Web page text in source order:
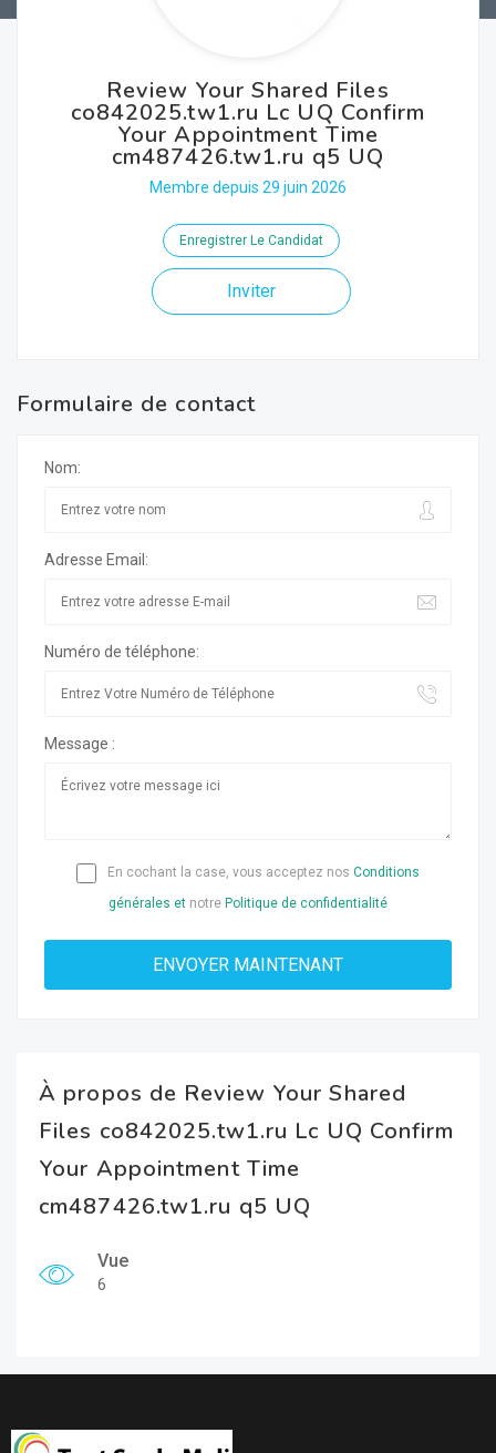
Review Your Shared Files
co842025.tw1.ru Lc UQ Confirm
Your Appointment Time
cm487426.tw1.ru q5 UQ
Membre depuis 29 juin 2026
Enregistrer Le Candidat
Inviter
Formulaire de contact
Nom:
Adresse Email:
Numéro de téléphone:
Message :
En cochant la case, vous acceptez nos Conditions
générales et notre Politique de confidentialité
À propos de Review Your Shared
Files co842025.tw1.ru Lc UQ Confirm
Your Appointment Time
cm487426.tw1.ru q5 UQ
Vue
6